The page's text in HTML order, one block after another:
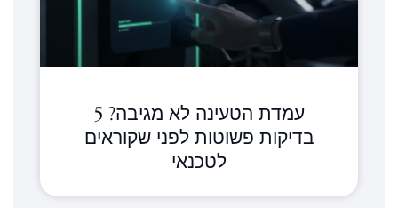
עמדת הטעינה לא מגיבה? 5
בדיקות פשוטות לפני שקוראים
לטכנאי